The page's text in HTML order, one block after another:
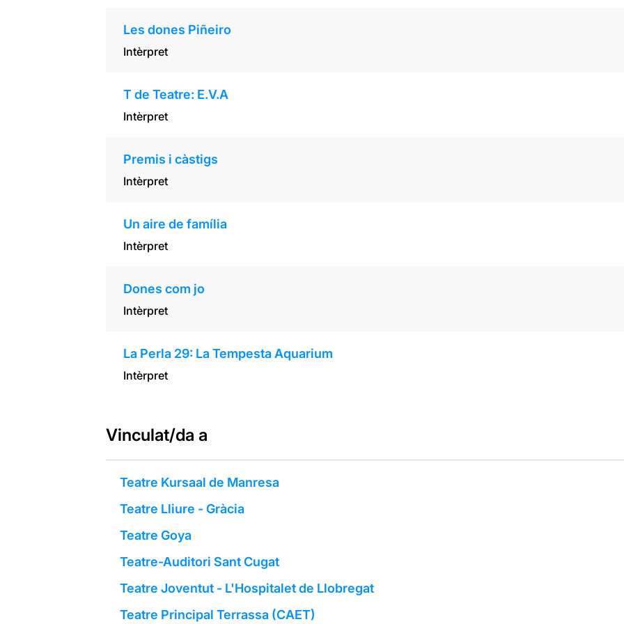
Les dones Piñeiro
Intèrpret
T de Teatre: E.V.A
Intèrpret
Premis i càstigs
Intèrpret
Un aire de família
Intèrpret
Dones com jo
Intèrpret
La Perla 29: La Tempesta Aquarium
Intèrpret
Vinculat/da a
Teatre Kursaal de Manresa
Teatre Lliure - Gràcia
Teatre Goya
Teatre-Auditori Sant Cugat
Teatre Joventut - L'Hospitalet de Llobregat
Teatre Principal Terrassa (CAET)